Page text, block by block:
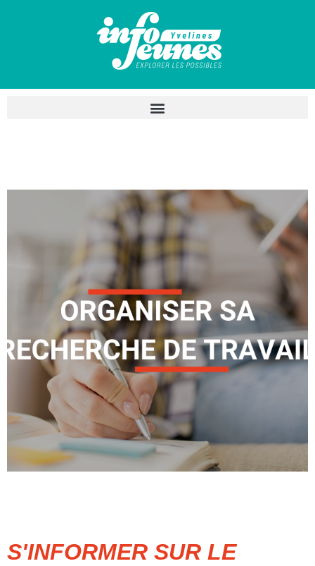
S'INFORMER SUR LE